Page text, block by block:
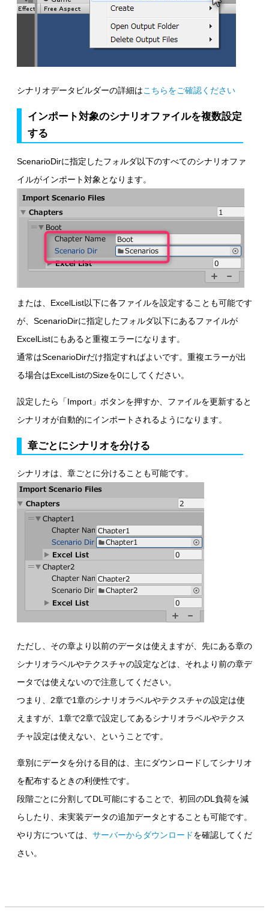
シナリオデータビルダーの詳細はこちらをご確認ください
インポート対象のシナリオファイルを複数設定
する
ScenarioDirに指定したフォルダ以下のすべてのシナリオファ
イルがインポート対象となります。
または、ExcelList以下に各ファイルを設定することも可能です
が、ScenarioDirに指定したフォルダ以下にあるファイルが
ExcelListにもあると重複エラーになります。
通常はScenarioDirだけ指定すればよいです。重複エラーが出
る場合はExcelListのSizeを0にしてください。
設定したら「Import」ボタンを押すか、ファイルを更新すると
シナリオが自動的にインポートされるようになります。
章ごとにシナリオを分ける
シナリオは、章ごとに分けることも可能です。
ただし、その章より以前のデータは使えますが、先にある章の
シナリオラベルやテクスチャの設定などは、それより前の章デ
ータでは使えないので注意してください。
つまり、2章で1章のシナリオラベルやテクスチャの設定は使
えますが、1章で2章で設定してあるシナリオラベルやテクス
チャ設定は使えない、ということです。
章別にデータを分ける目的は、主にダウンロードしてシナリオ
を配布するときの利便性です。
段階ごとに分割してDL可能にすることで、初回のDL負荷を減
らしたり、未実装データの追加データとすることも可能です。
やり方については、 サーバーからダウンロードを確認してくだ
さい。